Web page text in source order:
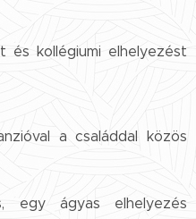
és kollégiumi elhelyezést
a családdal közös
egy ágyas elhelyezés